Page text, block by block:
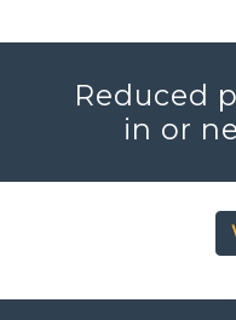
Reduced
in or